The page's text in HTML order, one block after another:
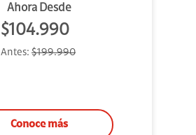
Ahora Desde
$104.990
Antes: $199.990
Conoce más